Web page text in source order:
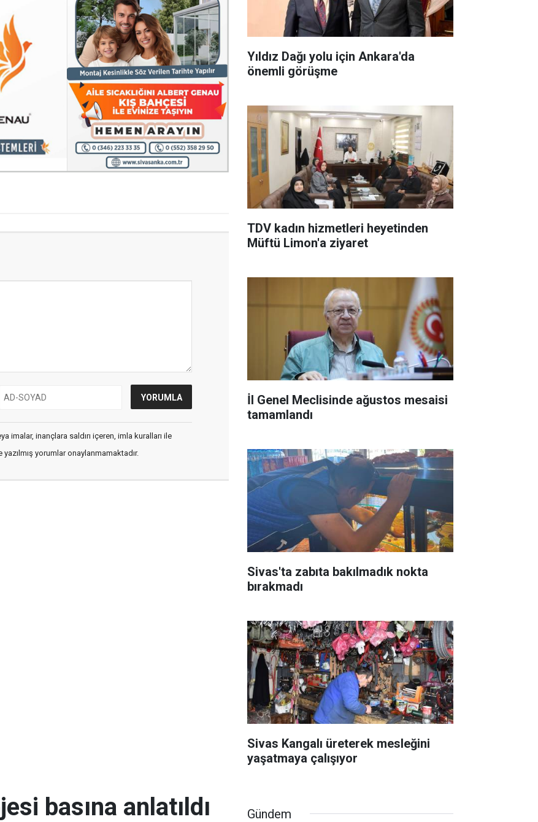
imalar, inançlara saldırı içeren, imla kuralları ile
yorumlar onaylanmamaktadır.
Yıldız Dağı yolu için Ankara'da
önemli görüşme
TDV kadın hizmetleri heyetinden
Müftü Limon'a ziyaret
İl Genel Meclisinde ağustos mesaisi
tamamlandı
Sivas'ta zabıta bakılmadık nokta
bırakmadı
Sivas Kangalı üreterek mesleğini
yaşatmaya çalışıyor
basına anlatıldı Gündem